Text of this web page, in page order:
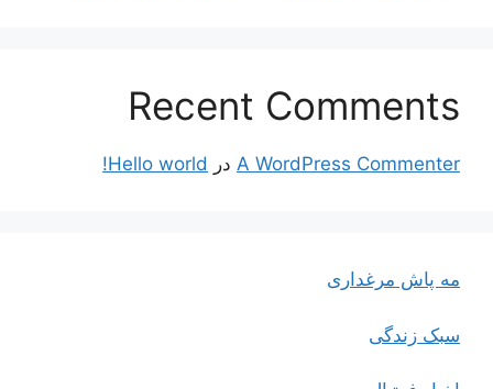
Recent Comments
A WordPress Commenter در Hello world!
مه پاش مرغداری
سبک زندگی